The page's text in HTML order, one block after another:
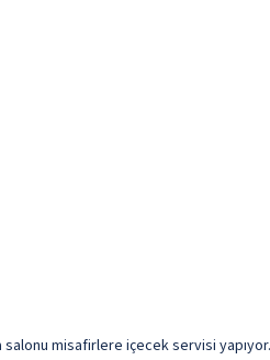
misafirlere içecek servisi